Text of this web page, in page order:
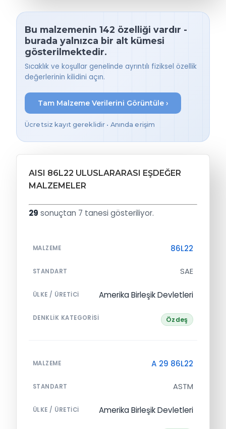
Bu malzemenin 142 özelliği vardır -
burada yalnızca bir alt kümesi
gösterilmektedir.
Sıcaklık ve koşullar genelinde ayrıntılı fiziksel özellik
değerlerinin kilidini açın.
Tam Malzeme Verilerini Görüntüle ›
Ücretsiz kayıt gereklidir • Anında erişim
AISI 86L22 ULUSLARARASI EŞDEĞER
MALZEMELER
29 sonuçtan 7 tanesi gösteriliyor.
MALZEME 86L22
STANDART SAE
ÜLKE / ÜRETICI Amerika Birleşik Devletleri
DENKLIK KATEGORISI Özdeş
MALZEME A 29 86L22
STANDART ASTM
ÜLKE / ÜRETICI Amerika Birleşik Devletleri